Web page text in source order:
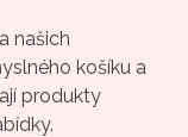
našich
košíku a
produkty